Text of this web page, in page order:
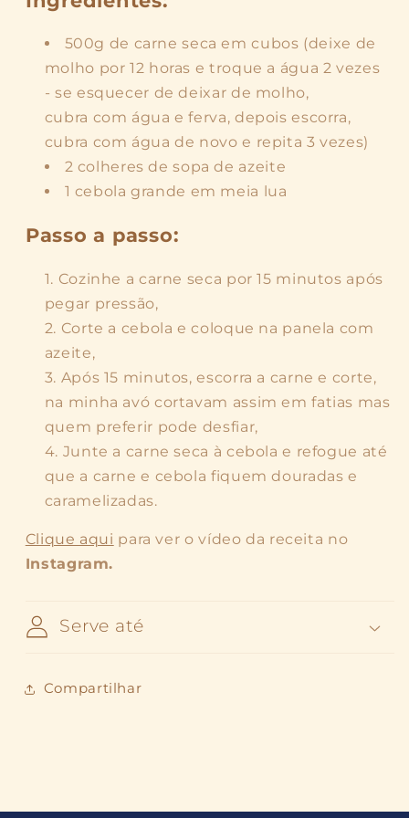
500g de carne seca em cubos (deixe de
molho por 12 horas e troque a água 2 vezes
- se esquecer de deixar de molho,
cubra com água e ferva, depois escorra,
cubra com água de novo e repita 3 vezes)
2 colheres de sopa de azeite
1 cebola grande em meia lua
Passo a passo:
Cozinhe a carne seca por 15 minutos após
pegar pressão,
Corte a cebola e coloque na panela com
azeite,
Após 15 minutos, escorra a carne e corte,
na minha avó cortavam assim em fatias mas
quem preferir pode desfiar,
Junte a carne seca à cebola e refogue até
que a carne e cebola fiquem douradas e
caramelizadas.
Clique aqui para ver o vídeo da receita no
Instagram.
Serve até
Compartilhar